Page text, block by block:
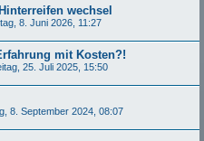
wechsel
8. Juni 2026, 11:27
mit Kosten?!
25. Juli 2025, 15:50
8. September 2024, 08:07